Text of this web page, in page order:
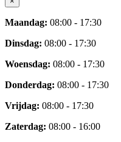
Maandag: 08:00 - 17:30
Dinsdag: 08:00 - 17:30
Woensdag: 08:00 - 17:30
Donderdag: 08:00 - 17:30
Vrijdag: 08:00 - 17:30
Zaterdag: 08:00 - 16:00